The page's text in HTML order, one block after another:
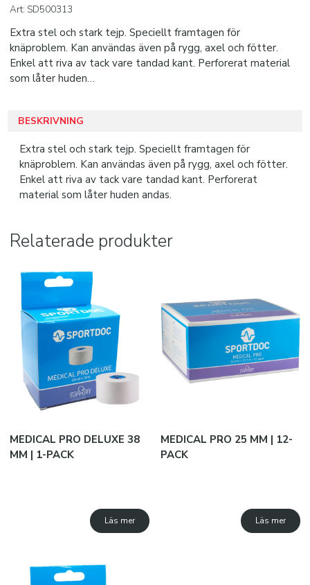
KLISTERPRODUKTER
SPORTTILLBEHÖR
DOMARE
KLÄDER
JAKO B2B
SUBLIMATION
Snabborder
Varumärken
Kataloger
Art: SD500313
Extra stel och stark tejp. Speciellt framtagen för
knäproblem. Kan användas även på rygg, axel och fötter.
Enkel att riva av tack vare tandad kant. Perforerat material
som låter huden…
BESKRIVNING
Extra stel och stark tejp. Speciellt framtagen för
knäproblem. Kan användas även på rygg, axel och fötter.
Enkel att riva av tack vare tandad kant. Perforerat
material som låter huden andas.
Relaterade produkter
MEDICAL PRO DELUXE 38
MM | 1-PACK
Läs mer
MEDICAL PRO 25 MM | 12-
PACK
Läs mer